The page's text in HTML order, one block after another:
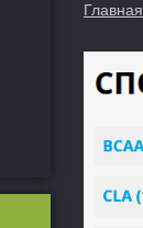
Главная